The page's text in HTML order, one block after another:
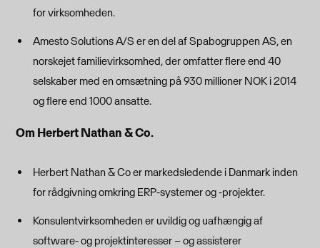
for virksomheden.
Amesto Solutions A/S er en del af Spabogruppen AS, en
norskejet familievirksomhed, der omfatter flere end 40
selskaber med en omsætning på 930 millioner NOK i 2014
og flere end 1000 ansatte.
Om Herbert Nathan & Co.
Herbert Nathan & Co er markedsledende i Danmark inden
for rådgivning omkring ERP-systemer og -projekter.
Konsulentvirksomheden er uvildig og uafhængig af
software- og projektinteresser – og assisterer